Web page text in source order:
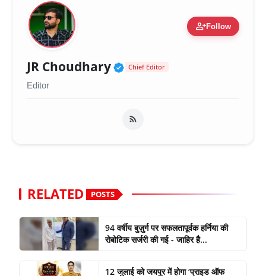
person_addFollow
JR Choudhary Verified Public Figure
Chief Editor
Editor
RELATED POSTS
94 वर्षीय बुज़ुर्ग पर सफलतापूर्वक हर्निया की
रोबोटिक सर्जरी की गई - जाहिर है...
12 जुलाई को जयपुर में होगा ‘प्राइड ऑफ